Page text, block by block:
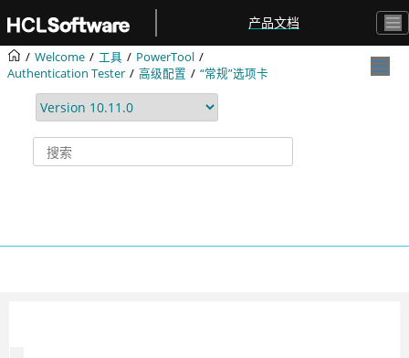
产品文档
Welcome 工具
PowerTool
Authentication Tester
高级配置 “常规”选项卡